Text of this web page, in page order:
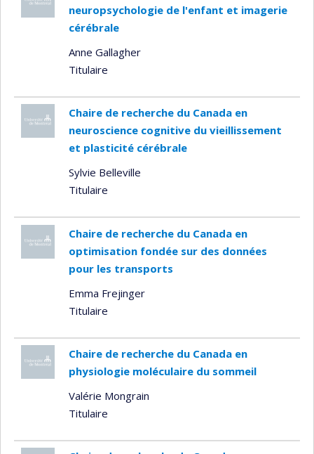
neuropsychologie de l'enfant et imagerie
cérébrale
Anne Gallagher
Titulaire
Chaire de recherche du Canada en
neuroscience cognitive du vieillissement
et plasticité cérébrale
Sylvie Belleville
Titulaire
Chaire de recherche du Canada en
optimisation fondée sur des données
pour les transports
Emma Frejinger
Titulaire
Chaire de recherche du Canada en
physiologie moléculaire du sommeil
Valérie Mongrain
Titulaire